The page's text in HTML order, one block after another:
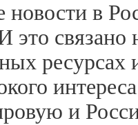
новости в
это
ресурсах
и